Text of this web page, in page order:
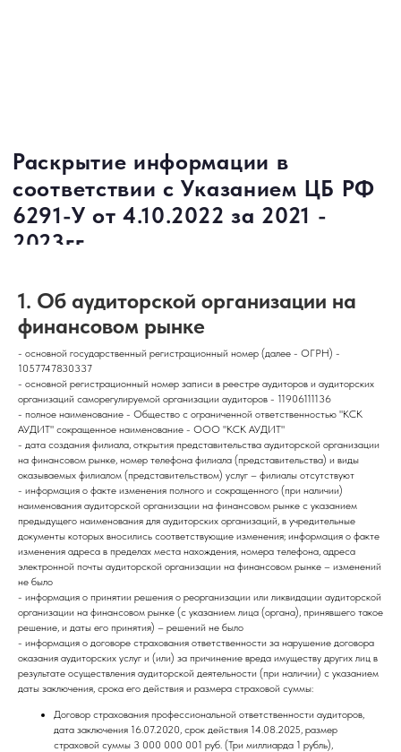
1. Об аудиторской организации на
финансовом рынке
- основной государственный регистрационный номер (далее - ОГРН) -
1057747830337
- основной регистрационный номер записи в реестре аудиторов и аудиторских
организаций саморегулируемой организации аудиторов - 11906111136
- полное наименование - Общество с ограниченной ответственностью "КСК
АУДИТ" сокращенное наименование - ООО "КСК АУДИТ"
- дата создания филиала, открытия представительства аудиторской организации
на финансовом рынке, номер телефона филиала (представительства) и виды
оказываемых филиалом (представительством) услуг – филиалы отсутствуют
- информация о факте изменения полного и сокращенного (при наличии)
наименования аудиторской организации на финансовом рынке с указанием
предыдущего наименования для аудиторских организаций, в учредительные
документы которых вносились соответствующие изменения; информация о факте
изменения адреса в пределах места нахождения, номера телефона, адреса
электронной почты аудиторской организации на финансовом рынке – изменений
не было
- информация о принятии решения о реорганизации или ликвидации аудиторской
организации на финансовом рынке (с указанием лица (органа), принявшего такое
решение, и даты его принятия) – решений не было
- информация о договоре страхования ответственности за нарушение договора
оказания аудиторских услуг и (или) за причинение вреда имуществу других лиц в
результате осуществления аудиторской деятельности (при наличии) с указанием
даты заключения, срока его действия и размера страховой суммы:
Договор страхования профессиональной ответственности аудиторов,
дата заключения 16.07.2020, срок действия 14.08.2025, размер
страховой суммы 3 000 000 001 руб. (Три миллиарда 1 рубль),